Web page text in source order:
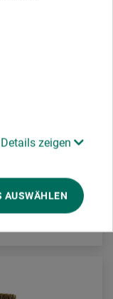
Details zeigen
AUSWÄHLEN